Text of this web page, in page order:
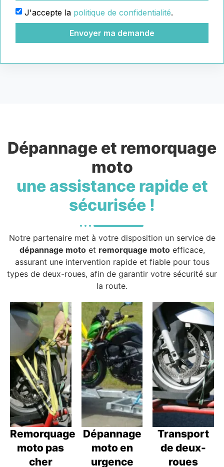
J'accepte la politique de confidentialité.
Envoyer ma demande
Dépannage et remorquage
moto
une assistance rapide et
sécurisée !
Notre partenaire met à votre disposition un service de
dépannage motoet remorquage motoefficace,
assurant une intervention rapide et fiable pour tous
types de deux-roues, afin de garantir votre sécurité sur
la route.
Remorquage
moto pas
cher
Dépannage
moto en
urgence
Transport
de deux-
roues